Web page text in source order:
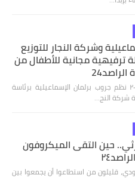
وشركة النجار للتوزيع
ترفيهية مجانية للأطفال من
كتبت أمل عبد الرحيم ٣ أغسطس ٢٠٢٦ نظم جروب برلمان الإسماعيلية برئاسة
شركة النج…
حين التقى الميكروفون
قليلون من استطاعوا أن يجمعوا بين